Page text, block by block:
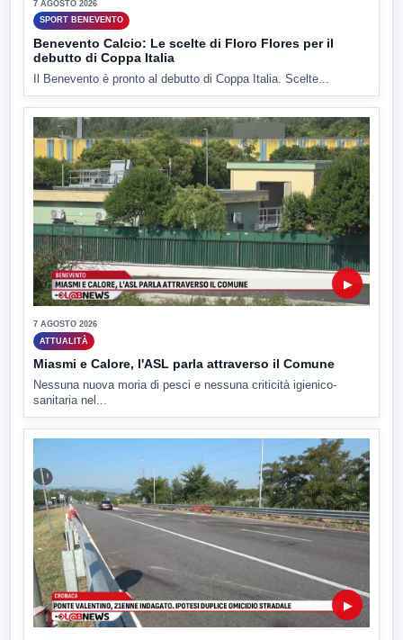
7 AGOSTO 2026
SPORT BENEVENTO
Benevento Calcio: Le scelte di Floro Flores per il
debutto di Coppa Italia
Il Benevento è pronto al debutto di Coppa Italia. Scelte...
▶
7 AGOSTO 2026
ATTUALITÀ
Miasmi e Calore, l'ASL parla attraverso il Comune
Nessuna nuova moria di pesci e nessuna criticità igienico-
sanitaria nel...
▶